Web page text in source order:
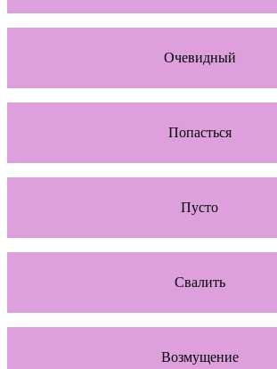
Очевидный
Попасться
Пусто
Свалить
Возмущение